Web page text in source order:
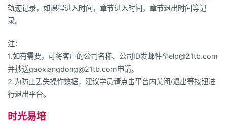
轨迹记录，如课程进入时间，章节进入时间，章节退出时间等记
录。
注：
1.如有需要，可将客户的公司名称、公司ID发邮件至elp@21tb.com
并抄送gaoxiangdong@21tb.com申请。
2.为防止丢失操作数据，建议学员请点击平台内关闭/退出等按钮进
行退出平台。
时光易培